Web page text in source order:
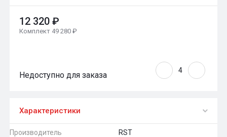
12 320 ₽
Комплект 49 280 ₽
Недоступно для заказа
Характеристики
Производитель RST